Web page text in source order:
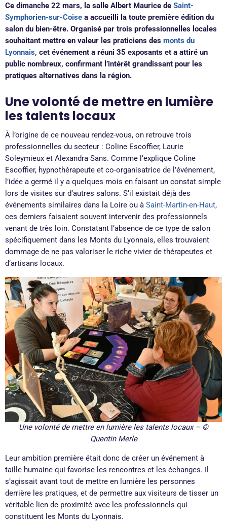
Ce dimanche 22 mars, la salle Albert Maurice de Saint-
Symphorien-sur-Coise a accueilli la toute première édition du
salon du bien-être. Organisé par trois professionnelles locales
souhaitant mettre en valeur les praticiens des monts du
Lyonnais, cet événement a réuni 35 exposants et a attiré un
public nombreux, confirmant l’intérêt grandissant pour les
pratiques alternatives dans la région.
Une volonté de mettre en lumière
les talents locaux
À l’origine de ce nouveau rendez-vous, on retrouve trois
professionnelles du secteur : Coline Escoffier, Laurie
Soleymieux et Alexandra Sans. Comme l’explique Coline
Escoffier, hypnothérapeute et co-organisatrice de l’événement,
l’idée a germé il y a quelques mois en faisant un constat simple
lors de visites sur d’autres salons. S’il existait déjà des
événements similaires dans la Loire ou à Saint-Martin-en-Haut,
ces derniers faisaient souvent intervenir des professionnels
venant de très loin. Constatant l’absence de ce type de salon
spécifiquement dans les Monts du Lyonnais, elles trouvaient
dommage de ne pas valoriser le riche vivier de thérapeutes et
d’artisans locaux.
Une volonté de mettre en lumière les talents locaux – ©
Quentin Merle
Leur ambition première était donc de créer un événement à
taille humaine qui favorise les rencontres et les échanges. Il
s’agissait avant tout de mettre en lumière les personnes
derrière les pratiques, et de permettre aux visiteurs de tisser un
véritable lien de proximité avec les professionnels qui
constituent les Monts du Lyonnais.